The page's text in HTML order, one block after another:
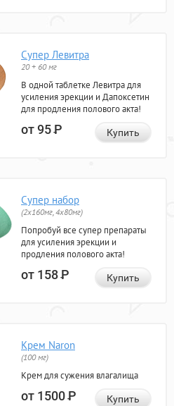
Супер Левитра
20 + 60 мг
В одной таблетке Левитра для
усиления эрекции и Дапоксетин
для продления полового акта!
от 95Р Купить
Супер набор
(2х160мг, 4х80мг)
Попробуй все супер препараты
для усиления эрекции и
продления полового акта!
от 158Р Купить
Крем Naron
(100 мг)
Крем для сужения влагалища
от 1500Р Купить